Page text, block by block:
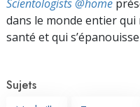
Scientologists @home
dans le monde entier
santé et qui
Sujets